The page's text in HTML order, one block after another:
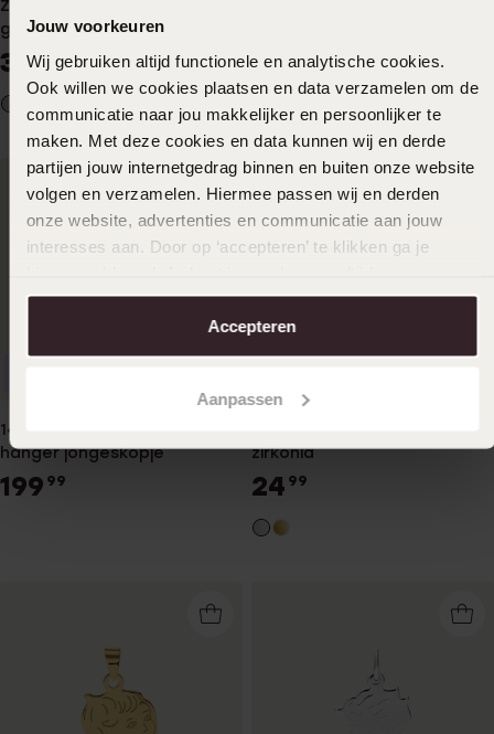
Jouw voorkeuren
Wij gebruiken altijd functionele en analytische cookies.
Ook willen we cookies plaatsen en data verzamelen om de
communicatie naar jou makkelijker en persoonlijker te
maken. Met deze cookies en data kunnen wij en derde
partijen jouw internetgedrag binnen en buiten onze website
volgen en verzamelen. Hiermee passen wij en derden
onze website, advertenties en communicatie aan jouw
interesses aan. Door op ‘accepteren’ te klikken ga je
aanpassen. Lees er meer over in onscookiebeleid.
Accepteren
Aanpassen
Zilveren hanger
graveerplaat hart
3999 24999
14 Karaat geelgouden
hanger jongeskopje
199 99
zirkonia
24 99